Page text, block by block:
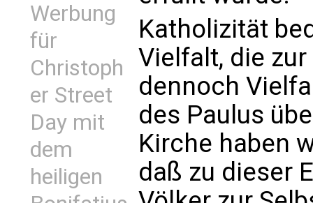
Werbung
für
Christoph
er Street
Day mit
dem
heiligen
Katholizität
Vielfalt, die
dennoch
des Paulus
Kirche haben
daß zu dieser